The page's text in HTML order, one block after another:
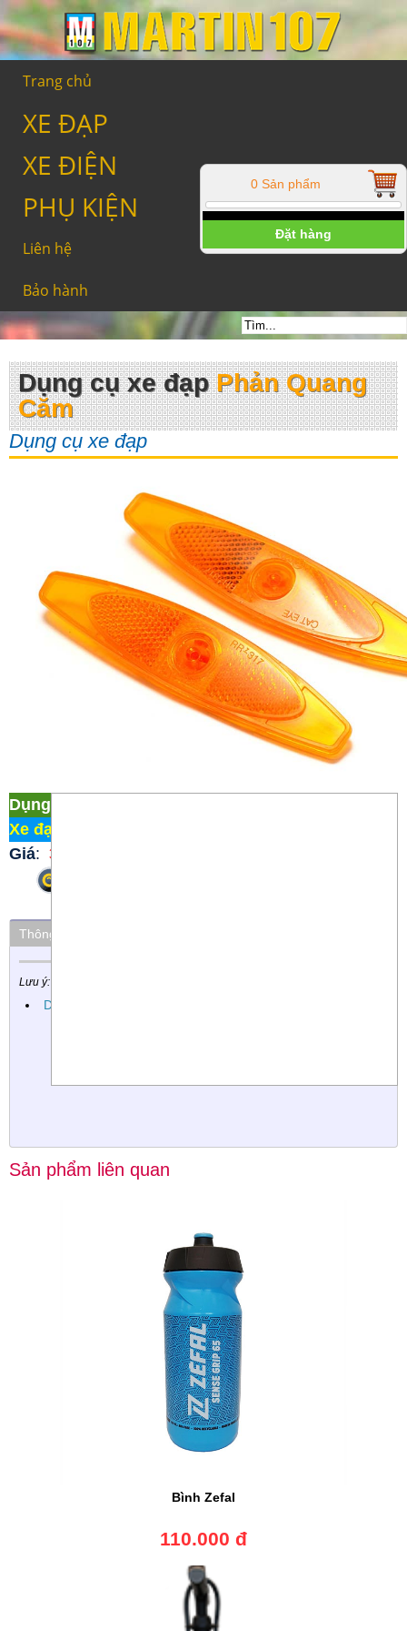
0 Sản phẩm
Đặt hàng
Trang chủ
XE ĐẠP
XE ĐIỆN
PHỤ KIỆN
Liên hệ
Bảo hành
Dụng cụ xe đạpPhản Quang
Căm
Dụng cụ xe đạp
Dụng cụ xe đạp Phản Quang Căm
Xe đạp Martin 107
Giá: 30.000 đ
Thông số kỹ thuật
Lưu ý: Các chi tiết có thể thay đổi mà không cần phải báo trước
Dụng cụ xe đạp
Sản phẩm liên quan
Bình Zefal
110.000 đ